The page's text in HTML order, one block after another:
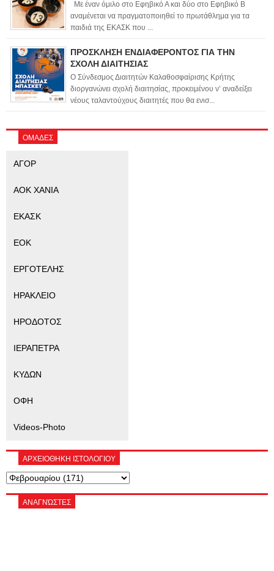
Με έναν όμιλο στο Εφηβικό Α και δύο στο Εφηβικό Β
αναμένεται να πραγματοποιηθεί το πρωτάθλημα για τα
παιδιά της ΕΚΑΣΚ που ...
ΠΡΟΣΚΛΗΣΗ ΕΝΔΙΑΦΕΡΟΝΤΟΣ ΓΙΑ ΤΗΝ
ΣΧΟΛΗ ΔΙΑΙΤΗΣΙΑΣ
Ο Σύνδεσμος Διαιτητών Καλαθοσφαίρισης Κρήτης
διοργανώνει σχολή διαιτησίας, προκειμένου ν’ αναδείξει
νέους ταλαντούχους διαιτητές που θα ενισ...
ΟΜΑΔΕΣ
ΑΓΟΡ
ΑΟΚ ΧΑΝΙΑ
ΕΚΑΣΚ
ΕΟΚ
ΕΡΓΟΤΕΛΗΣ
ΗΡΑΚΛΕΙΟ
ΗΡΟΔΟΤΟΣ
ΙΕΡΑΠΕΤΡΑ
ΚΥΔΩΝ
ΟΦΗ
Videos-Photo
ΑΡΧΕΙΟΘΗΚΗ ΙΣΤΟΛΟΓΙΟΥ
ΑΝΑΓΝΏΣΤΕΣ